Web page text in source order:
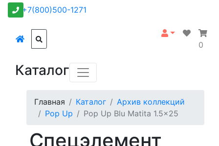
+7(800)500-1271
0
Каталог
Главная Каталог
Архив коллекций
Pop Up
Pop Up Blu Matita 1.5x25
Спецэлемент